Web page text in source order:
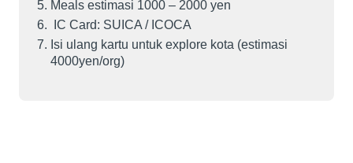
Meals estimasi 1000 – 2000 yen
IC Card: SUICA / ICOCA
Isi ulang kartu untuk explore kota (estimasi
4000yen/org)